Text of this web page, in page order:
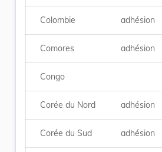
Colombie adhésion
Comores adhésion
Congo
Corée du Nord adhésion
Corée du Sud adhésion